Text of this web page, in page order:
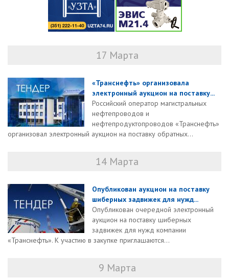
17 Марта
«Транснефть» организовала
электронный аукцион на поставку...
Российский оператор магистральных
нефтепроводов и
нефтепродуктопроводов «Транснефть»
организовал электронный аукцион на поставку обратных...
14 Марта
Опубликован аукцион на поставку
шиберных задвижек для нужд...
Опубликован очередной электронный
аукцион на поставку шиберных
задвижек для нужд компании
«Транснефть». К участию в закупке приглашаются...
9 Марта